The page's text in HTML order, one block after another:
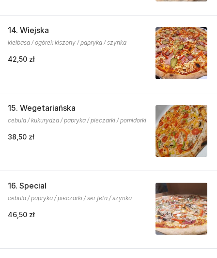
14. Wiejska
kiełbasa / ogórek kiszony / papryka / szynka
42,50 zł
15. Wegetariańska
cebula / kukurydza / papryka / pieczarki / pomidorki
38,50 zł
16. Special
cebula / papryka / pieczarki / ser feta / szynka
46,50 zł